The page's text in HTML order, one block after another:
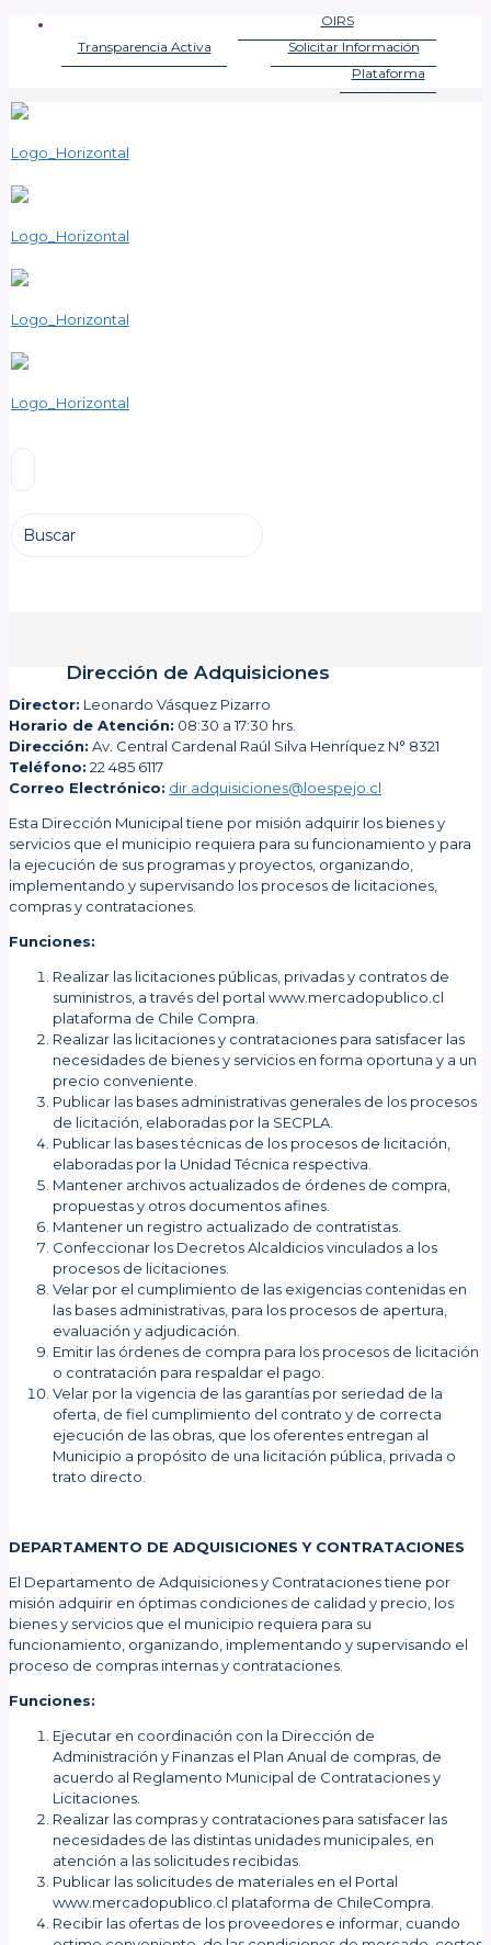
OIRS
Solicitar Información
Transparencia Activa
Plataforma
Dirección de Adquisiciones
Director: Leonardo Vásquez Pizarro
Horario de Atención: 08:30 a 17:30 hrs.
Dirección: Av. Central Cardenal Raúl Silva Henríquez N° 8321
Teléfono: 22 485 6117
Correo Electrónico: dir.adquisiciones@loespejo.cl
Esta Dirección Municipal tiene por misión adquirir los bienes y
servicios que el municipio requiera para su funcionamiento y para
la ejecución de sus programas y proyectos, organizando,
implementando y supervisando los procesos de licitaciones,
compras y contrataciones.
Funciones:
Realizar las licitaciones públicas, privadas y contratos de
suministros, a través del portal www.mercadopublico.cl
plataforma de Chile Compra.
Realizar las licitaciones y contrataciones para satisfacer las
necesidades de bienes y servicios en forma oportuna y a un
precio conveniente.
Publicar las bases administrativas generales de los procesos
de licitación, elaboradas por la SECPLA.
Publicar las bases técnicas de los procesos de licitación,
elaboradas por la Unidad Técnica respectiva.
Mantener archivos actualizados de órdenes de compra,
propuestas y otros documentos afines.
Mantener un registro actualizado de contratistas.
Confeccionar los Decretos Alcaldicios vinculados a los
procesos de licitaciones.
Velar por el cumplimiento de las exigencias contenidas en
las bases administrativas, para los procesos de apertura,
evaluación y adjudicación.
Emitir las órdenes de compra para los procesos de licitación
o contratación para respaldar el pago.
Velar por la vigencia de las garantías por seriedad de la
oferta, de fiel cumplimiento del contrato y de correcta
ejecución de las obras, que los oferentes entregan al
Municipio a propósito de una licitación pública, privada o
trato directo.
DEPARTAMENTO DE ADQUISICIONES Y CONTRATACIONES
El Departamento de Adquisiciones y Contrataciones tiene por
misión adquirir en óptimas condiciones de calidad y precio, los
bienes y servicios que el municipio requiera para su
funcionamiento, organizando, implementando y supervisando el
proceso de compras internas y contrataciones.
Funciones:
Ejecutar en coordinación con la Dirección de
Administración y Finanzas el Plan Anual de compras, de
acuerdo al Reglamento Municipal de Contrataciones y
Licitaciones.
Realizar las compras y contrataciones para satisfacer las
necesidades de las distintas unidades municipales, en
atención a las solicitudes recibidas.
Publicar las solicitudes de materiales en el Portal
www.mercadopublico.cl plataforma de ChileCompra.
Recibir las ofertas de los proveedores e informar, cuando